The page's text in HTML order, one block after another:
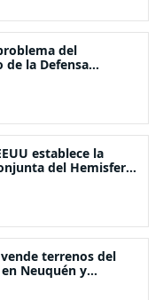
del
la Defensa
establece la
del Hemisferio
Chile
terrenos del
Neuquén y